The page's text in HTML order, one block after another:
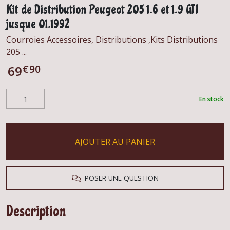
Kit de Distribution Peugeot 205 1.6 et 1.9 GTI
jusque 01.1992
Courroies Accessoires, Distributions ,Kits Distributions
205 ...
69€90
En stock
AJOUTER AU PANIER
POSER UNE QUESTION
Description